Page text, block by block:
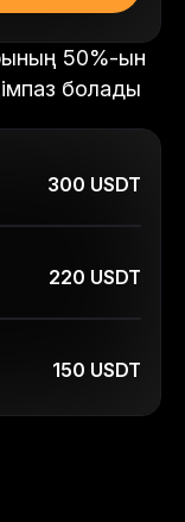
50%-ын
болады
300 USDT
220 USDT
150 USDT